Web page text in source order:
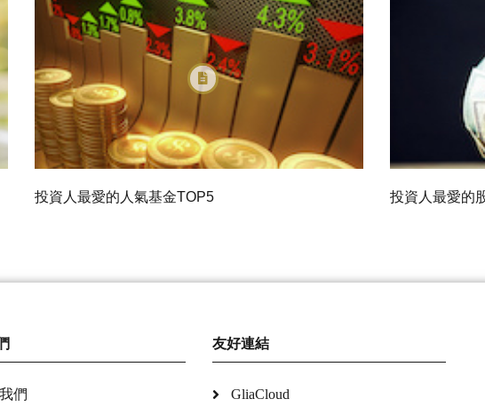
投資人最愛的人氣基金TOP5 投資人最愛的
們
友好連結
GliaCloud